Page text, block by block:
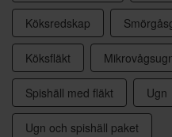
Köksredskap
Köksfläkt
Spishäll med fläkt Ugn
Ugn och spishäll paket